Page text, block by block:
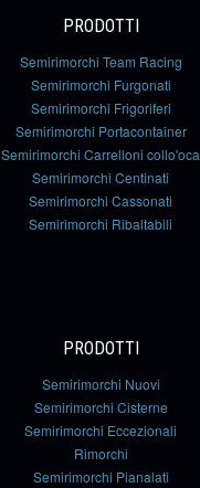
PRODOTTI
Semirimorchi Team Racing
Semirimorchi Furgonati
Semirimorchi Frigoriferi
Semirimorchi Portacontainer
Semirimorchi Carrelloni collo'oca
Semirimorchi Centinati
Semirimorchi Cassonati
Semirimorchi Ribaltabili
PRODOTTI
Semirimorchi Nuovi
Semirimorchi Cisterne
Semirimorchi Eccezionali
Rimorchi
Semirimorchi Pianalati